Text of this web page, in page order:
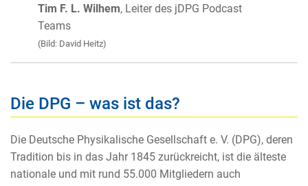
Tim F. L. Wilhem, Leiter des jDPG Podcast
Teams
(Bild: David Heitz)
Die DPG – was ist das?
Die Deutsche Physikalische Gesellschaft e. V. (DPG), deren
Tradition bis in das Jahr 1845 zurückreicht, ist die älteste
nationale und mit rund 55.000 Mitgliedern auch